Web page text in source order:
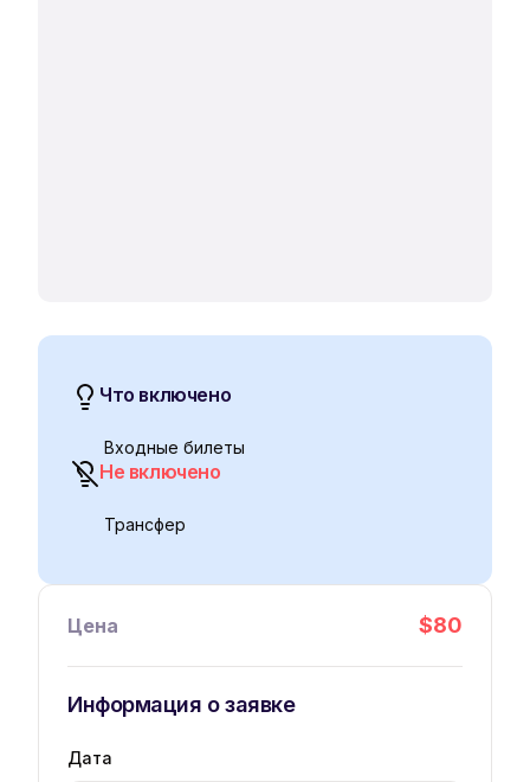
Цена $80
Информация о заявке
Дата
Что включено
Входные билеты
Не включено
Трансфер